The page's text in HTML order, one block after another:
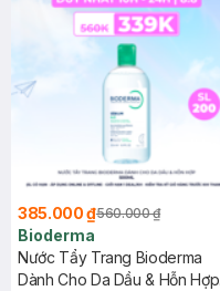
385.000 ₫560.000 ₫
Bioderma
Nước Tẩy Trang Bioderma
Dành Cho Da Dầu & Hỗn Hợp